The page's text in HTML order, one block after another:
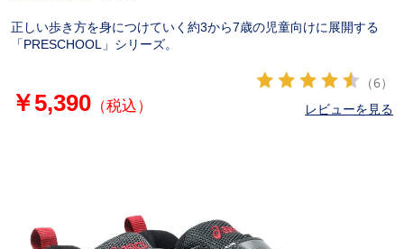
正しい歩き方を身につけていく約3から7歳の児童向けに展開する
「PRESCHOOL」シリーズ。
￥5,390（税込）
（6）
レビューを見る